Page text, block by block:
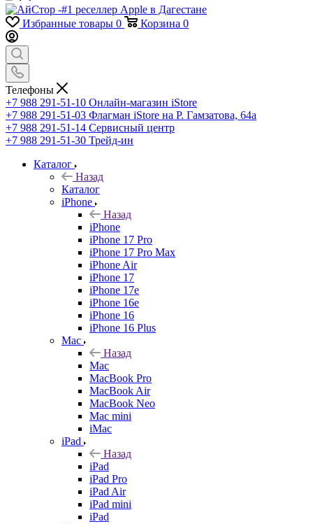
Избранные товары 0 Корзина 0
Телефоны
+7 988 291-51-10 Онлайн-магазин iStore
+7 988 291-51-03 Флагман iStore на Р. Гамзатова, 64а
+7 988 291-51-14 Сервисный центр
+7 988 291-51-30 Трейд-ин
Каталог
Назад
Каталог
iPhone
Назад
iPhone
iPhone 17 Pro
iPhone 17 Pro Max
iPhone Air
iPhone 17
iPhone 17e
iPhone 16e
iPhone 16
iPhone 16 Plus
Mac
Назад
Mac
MacBook Pro
MacBook Air
MacBook Neo
Mac mini
iMac
iPad
Назад
iPad
iPad Pro
iPad Air
iPad mini
iPad